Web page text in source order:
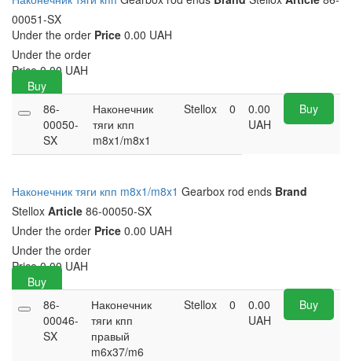
00051-SX
Under the order Price 0.00 UAH
Under the order
Price 0.00 UAH
Buy
86-
00050-
SX
Наконечник
тяги кпп
m8x1/m8x1
Stellox 0
0.00
UAH
Buy
Наконечник тяги кпп m8x1/m8x1 Gearbox rod ends Brand
Stellox Article 86-00050-SX
Under the order Price 0.00 UAH
Under the order
Price 0.00 UAH
Buy
86-
00046-
SX
Наконечник
тяги кпп
правый
m6x37/m6
Stellox 0
0.00
UAH
Buy